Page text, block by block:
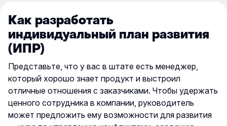
Как разработать
индивидуальный план развития
(ИПР)
Представьте, что у вас в штате есть менеджер,
который хорошо знает продукт и выстроил
отличные отношения с заказчиками. Чтобы удержать
ценного сотрудника в компании, руководитель
может предложить ему возможности для развития